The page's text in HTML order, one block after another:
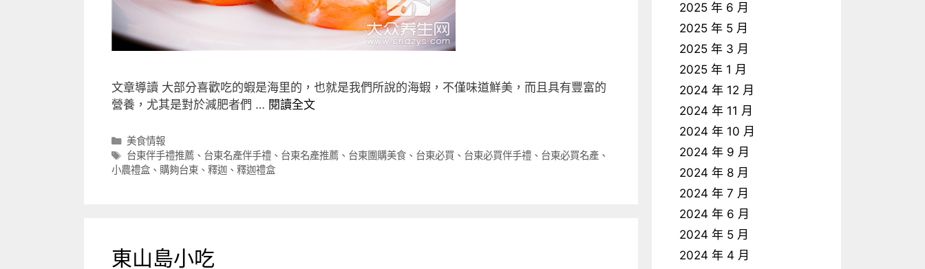
文章導讀 大部分喜歡吃的蝦是海里的，也就是我們所說的海蝦，不僅味道鮮美，而且具有豐富的
營養，尤其是對於減肥者們 … 閱讀全文
分
類
美食情報
標
籤
台東伴手禮推薦、 台東名產伴手禮、 台東名產推薦、 台東團購美食、 台東必買 、 台東必買伴手禮、 台東必買名產、
小農禮盒 、 購夠台東 、 釋迦 、 釋迦禮盒
東山島小吃
2025 年 6 月
2025 年 5 月
2025 年 3 月
2025 年 1 月
2024 年 12 月
2024 年 11 月
2024 年 10 月
2024 年 9 月
2024 年 8 月
2024 年 7 月
2024 年 6 月
2024 年 5 月
2024 年 4 月